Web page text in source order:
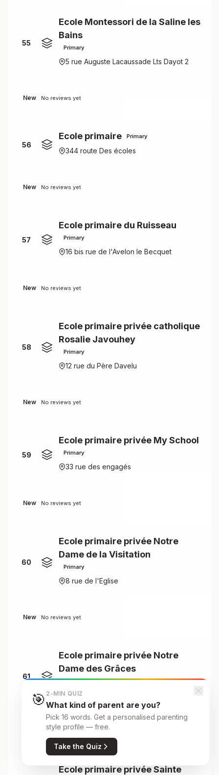
55
Ecole Montessori de la Saline les
Bains
Primary
5 rue Auguste Lacaussade Lts Dayot 2
New No reviews yet
56
Ecole primaire Primary
344 route Des écoles
New No reviews yet
57
Ecole primaire du Ruisseau
Primary
16 bis rue de l'Avelon le Becquet
New No reviews yet
58
Ecole primaire privée catholique
Rosalie Javouhey
Primary
12 rue du Père Davelu
New No reviews yet
59
Ecole primaire privée My School
Primary
33 rue des engagés
New No reviews yet
60
Ecole primaire privée Notre
Dame de la Visitation
Primary
8 rue de l'Eglise
New No reviews yet
61
Ecole primaire privée Notre
Dame des Grâces
Primary
32 bis rue de l'Eglise
No reviews yet
Ecole primaire privée Sainte
🎯 2-MIN QUIZ
What kind of parent are you?
Pick 16 words. Get a personalised parenting
style profile — free.
Take the Quiz